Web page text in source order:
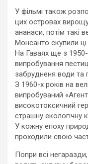
У фільмі також
цих островах
ананаси, потім такі
Монсанто скупили
На Гаваях ще з
випробування
забрудненя води та
З 1960-х років на
випробуваний
високотоксичний
страшну екологічну
У кожну епоху
проходили свою
Попри всі